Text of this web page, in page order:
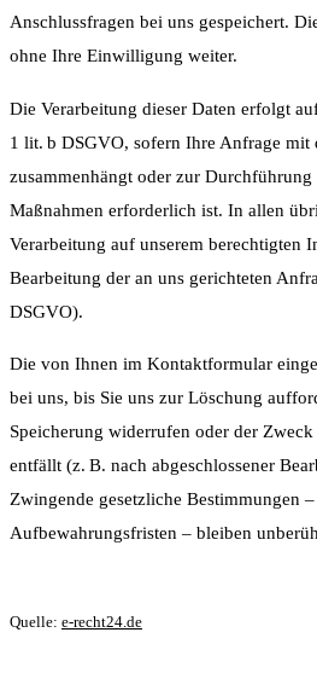
Anschlussfragen bei uns gespeichert.
ohne Ihre Einwilligung weiter.
Die Verarbeitung dieser Daten erfolgt
1 lit. b DSGVO, sofern Ihre Anfrage mit
zusammenhängt oder zur
Maßnahmen erforderlich ist. In allen
Verarbeitung auf unserem berechtigten
Bearbeitung der an uns gerichteten
DSGVO).
Die von Ihnen im Kontaktformular
bei uns, bis Sie uns zur Löschung
Speicherung widerrufen oder der
entfällt (z. B. nach abgeschlossener
Zwingende gesetzliche Bestimmungen
Aufbewahrungsfristen – bleiben
Quelle: e-recht24.de